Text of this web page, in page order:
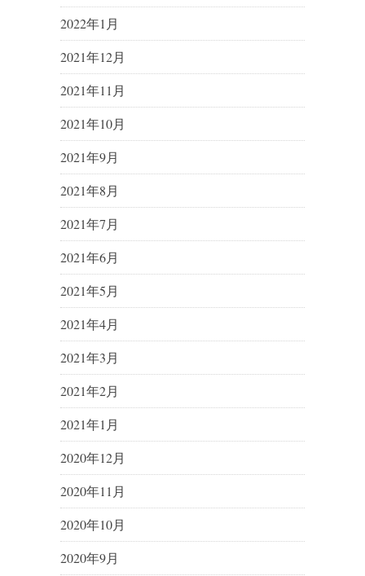
2022年1月
2021年12月
2021年11月
2021年10月
2021年9月
2021年8月
2021年7月
2021年6月
2021年5月
2021年4月
2021年3月
2021年2月
2021年1月
2020年12月
2020年11月
2020年10月
2020年9月